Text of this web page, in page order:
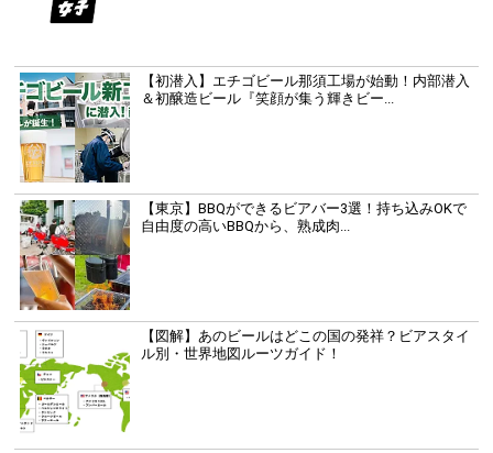
【初潜入】エチゴビール那須工場が始動！内部潜入
＆初醸造ビール『笑顔が集う輝きビー...
【東京】BBQができるビアバー3選！持ち込みOKで
自由度の高いBBQから、熟成肉...
【図解】あのビールはどこの国の発祥？ビアスタイ
ル別・世界地図ルーツガイド！